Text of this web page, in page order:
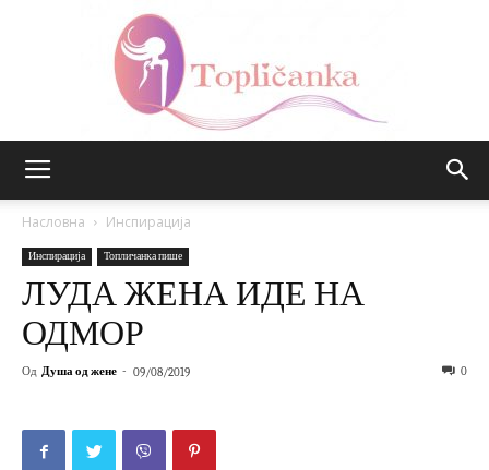
Насловна Инспирација
Инспирација Топличанка пише
ЛУДА ЖЕНА ИДЕ НА
ОДМОР
Од Душа од жене - 09/08/2019 0